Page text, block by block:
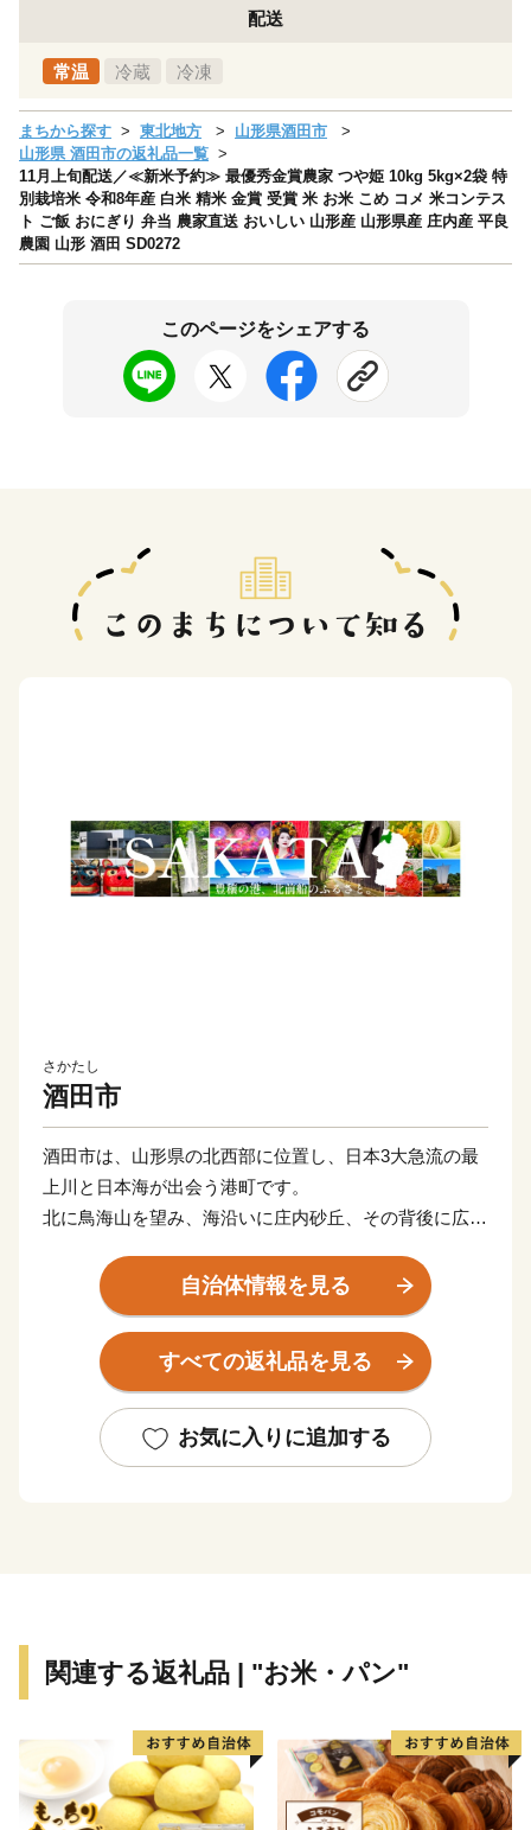
配送
常温 冷蔵 冷凍
まちから探す 東北地方
山形県酒田市
山形県 酒田市の返礼品一覧
11月上旬配送／≪新米予約≫ 最優秀金賞農家 つや姫 10kg 5kg×2袋 特
別栽培米 令和8年産 白米 精米 金賞 受賞 米 お米 こめ コメ 米コンテス
ト ご飯 おにぎり 弁当 農家直送 おいしい 山形産 山形県産 庄内産 平良
農園 山形 酒田 SD0272
このページをシェアする
さかたし
酒田市
酒田市は、山形県の北西部に位置し、日本3大急流の最
上川と日本海が出会う港町です。
北に鳥海山を望み、海沿いに庄内砂丘、その背後に広が
肥沃な大地と澄んだ水で育った庄内米は、全国的にも高
い評価を得ています。
また、イチゴやメロン、梨、柿など果物の栽培も盛んで
ふれる商人の町として栄え、街中には今なお多くの歴史
文化が残っています。
自治体情報を見る
すべての返礼品を見る
お気に入りに追加する
関連する返礼品 | "お米・パン"